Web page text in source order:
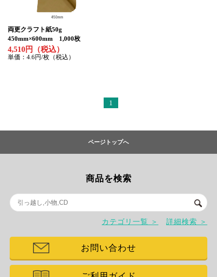
両更クラフト紙50g
450mm×600mm 1,000枚
4,510円（税込）
単価：4.6円/枚（税込）
1
ページトップへ
商品を検索
カテゴリ一覧 ＞ 詳細検索 ＞
お問い合わせ